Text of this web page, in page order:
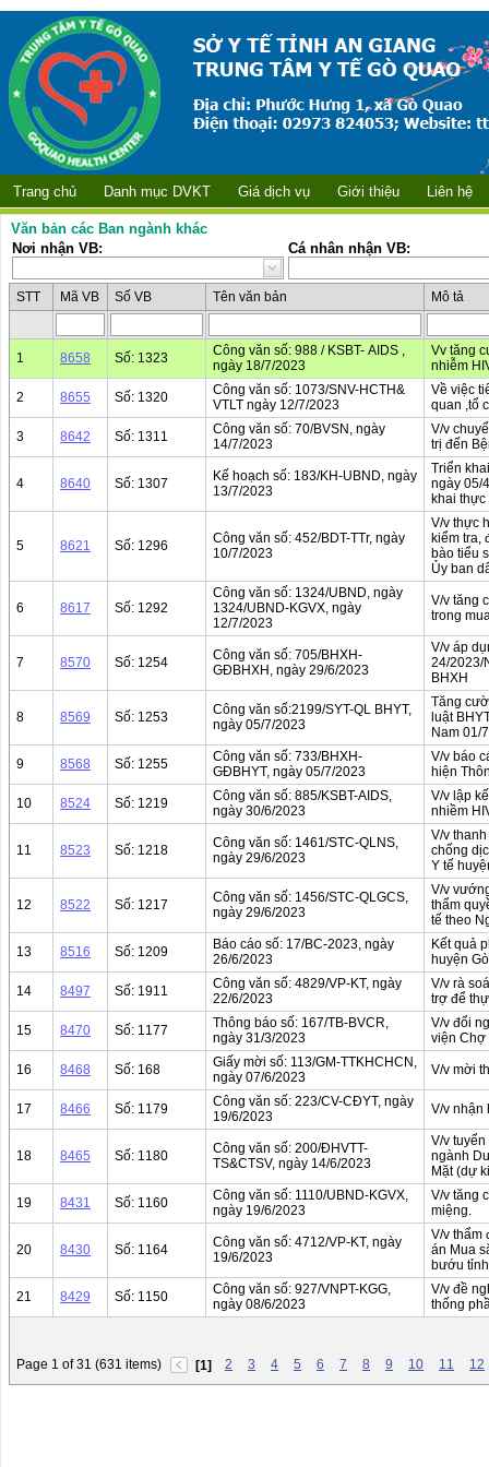
Trang chủ Danh mục DVKT Giá dịch vụ Giới thiệu Liên hệ
Văn bản các Ban ngành khác
Nơi nhận VB:
Cá nhân nhận VB:
STT Mã VB Số VB Tên văn bản Mô tả
1 8658 Số: 1323
Công văn số: 988 / KSBT- AIDS ,
ngày 18/7/2023
Vv tăng
nhiễm
2 8655 Số: 1320
Công văn số: 1073/SNV-HCTH&
VTLT ngày 12/7/2023
Về việc
quan ,tổ
3 8642 Số: 1311
Công văn số: 70/BVSN, ngày
14/7/2023
V/v
trị đến
4 8640 Số: 1307
Kế hoạch số: 183/KH-UBND, ngày
13/7/2023
Triển
ngày 05/
khai thực
5 8621 Số: 1296
Công văn số: 452/BDT-TTr, ngày
10/7/2023
V/v thực
kiểm tra,
bào tiểu
Ủy ban
6 8617 Số: 1292
Công văn số: 1324/UBND, ngày
1324/UBND-KGVX, ngày
12/7/2023
V/v tăng
trong
7 8570 Số: 1254
Công văn số: 705/BHXH-
GĐBHXH, ngày 29/6/2023
V/v áp
24/2023/
BHXH
8 8569 Số: 1253
Công văn số:2199/SYT-QL BHYT,
ngày 05/7/2023
Tăng
luật
Nam 01/
9 8568 Số: 1255
Công văn số: 733/BHXH-
GĐBHYT, ngày 05/7/2023
V/v báo
hiện
10 8524 Số: 1219
Công văn số: 885/KSBT-AIDS,
ngày 30/6/2023
V/v lập
nhiềm
11 8523 Số: 1218
Công văn số: 1461/STC-QLNS,
ngày 29/6/2023
V/v
chống
Y tế
12 8522 Số: 1217
Công văn số: 1456/STC-QLGCS,
ngày 29/6/2023
V/v
thẩm
tế theo
13 8516 Số: 1209
Báo cáo số: 17/BC-2023, ngày
26/6/2023
Kết quả
huyện
14 8497 Số: 1911
Công văn số: 4829/VP-KT, ngày
22/6/2023
V/v rà
trợ để
15 8470 Số: 1177
Thông báo số: 167/TB-BVCR,
ngày 31/3/2023
V/v đổi
viện Chợ
16 8468 Số: 168
Giấy mời số: 113/GM-TTKHCHCN,
ngày 07/6/2023
V/v mời
17 8466 Số: 1179
Công văn số: 223/CV-CĐYT, ngày
19/6/2023
V/v nhận
18 8465 Số: 1180
Công văn số: 200/ĐHVTT-
TS&CTSV, ngày 14/6/2023
V/v
ngành
Mặt (dự
19 8431 Số: 1160
Công văn số: 1110/UBND-KGVX,
ngày 19/6/2023
V/v tăng
miệng.
20 8430 Số: 1164
Công văn số: 4712/VP-KT, ngày
19/6/2023
V/v thẩm
án Mua
bướu
21 8429 Số: 1150
Công văn số: 927/VNPT-KGG,
ngày 08/6/2023
V/v đề
thống
Page 1 of 31 (631 items) [1] 2 3 4 5 6 7 8 9 10 11 12